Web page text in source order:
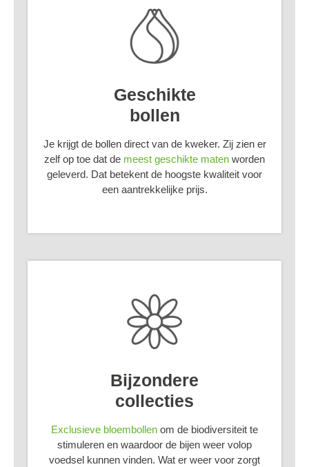
Geschikte
bollen
Je krijgt de bollen direct van de kweker. Zij zien er
zelf op toe dat de meest geschikte maten worden
geleverd. Dat betekent de hoogste kwaliteit voor
een aantrekkelijke prijs.
Bijzondere
collecties
Exclusieve bloembollen om de biodiversiteit te
stimuleren en waardoor de bijen weer volop
voedsel kunnen vinden. Wat er weer voor zorgt